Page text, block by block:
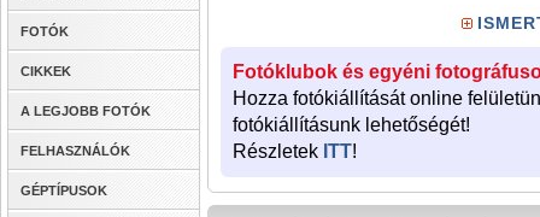
FOTÓK
CIKKEK
A LEGJOBB FOTÓK
FELHASZNÁLÓK
GÉPTÍPUSOK
Fotóklubok és egyéni
Hozza fotókiállítását online
fotókiállításunk lehetőségét!
Részletek ITT!